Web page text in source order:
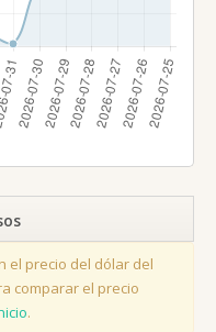
el precio del dólar del
comparar el precio
.